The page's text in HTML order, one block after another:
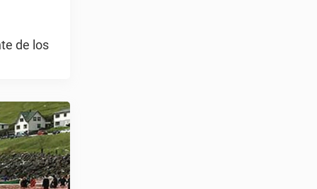
de los